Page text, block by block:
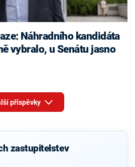
Náhradního kandidáta
vybralo, u Senátu jasno
příspěvky
zastupitelstev